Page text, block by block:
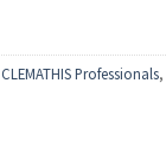
CLEMATHIS Professionals,